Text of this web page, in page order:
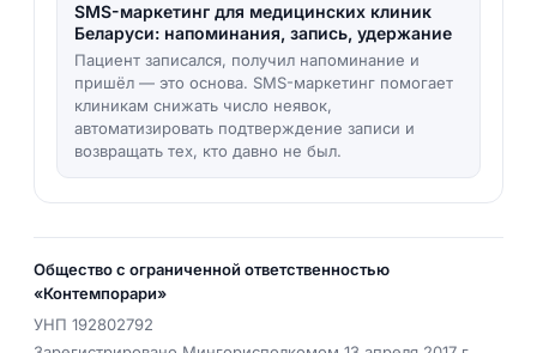
SMS-маркетинг для медицинских клиник
Беларуси: напоминания, запись, удержание
Пациент записался, получил напоминание и
пришёл — это основа. SMS-маркетинг помогает
клиникам снижать число неявок,
автоматизировать подтверждение записи и
возвращать тех, кто давно не был.
Общество с ограниченной ответственностью
«Контемпорари»
УНП 192802792